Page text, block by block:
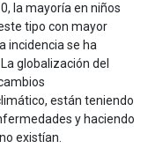
la mayoría en niños
tipo con mayor
incidencia se ha
globalización del
están teniendo
y haciendo
existían.